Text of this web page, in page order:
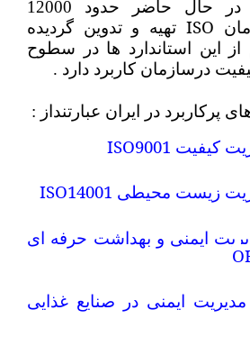
زمینه در آورد . در حال حاضر حدود 12000
ISO تهیه و تدوین گردیده
این استاندارد ها در سطوح
درسازمان کاربرد دارد .
پرکاربرد در ایران عبارتنداز :
کیفیت ISO9001
زیست محیطی ISO14001
ایمنی و بهداشت حرفه ای
ایمنی در صنایع غذایی